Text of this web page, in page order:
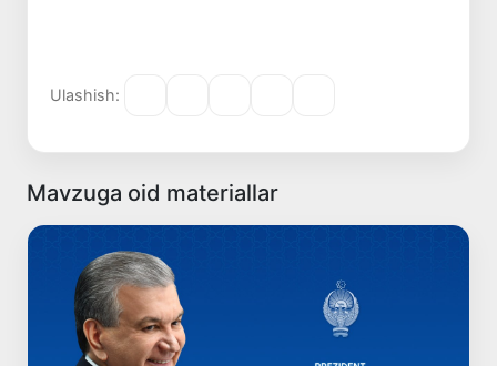
Ulashish:
Mavzuga oid materiallar